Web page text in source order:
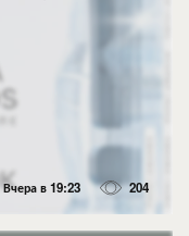
Вчера в 19:23 204